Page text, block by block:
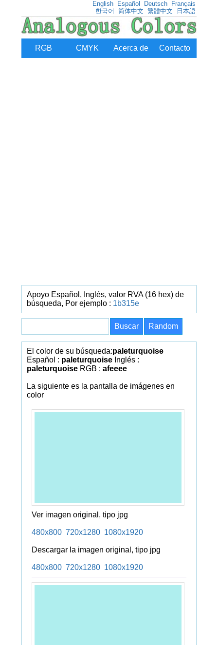
English Español Deutsch
Français
한국어
简体中文 繁體中文 日本語
RGB CMYK Acerca de Contacto
Apoyo Español, Inglés, valor RVA (16 hex) de
búsqueda, Por ejemplo : 1b315e
El color de su búsqueda:paleturquoise
Español : paleturquoise Inglés :
paleturquoise RGB : afeeee
La siguiente es la pantalla de imágenes en
color
Ver imagen original, tipo jpg
480x800 720x1280 1080x1920
Descargar la imagen original, tipo jpg
480x800 720x1280 1080x1920